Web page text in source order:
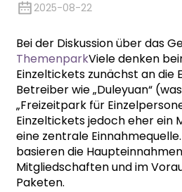
2025-08-22
Bei der Diskussion über das
ThemenparkViele denken
Einzeltickets zunächst an die
Betreiber wie „Duleyuan“
„Freizeitpark für
Einzeltickets jedoch eher ein
eine zentrale
basieren die
Mitgliedschaften und im
Paketen.